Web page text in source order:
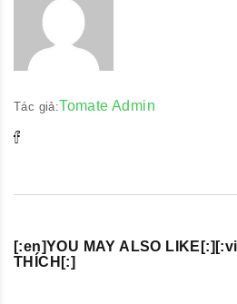
Tác giả:Tomate Admin
[:en]YOU MAY ALSO
THÍCH[:]